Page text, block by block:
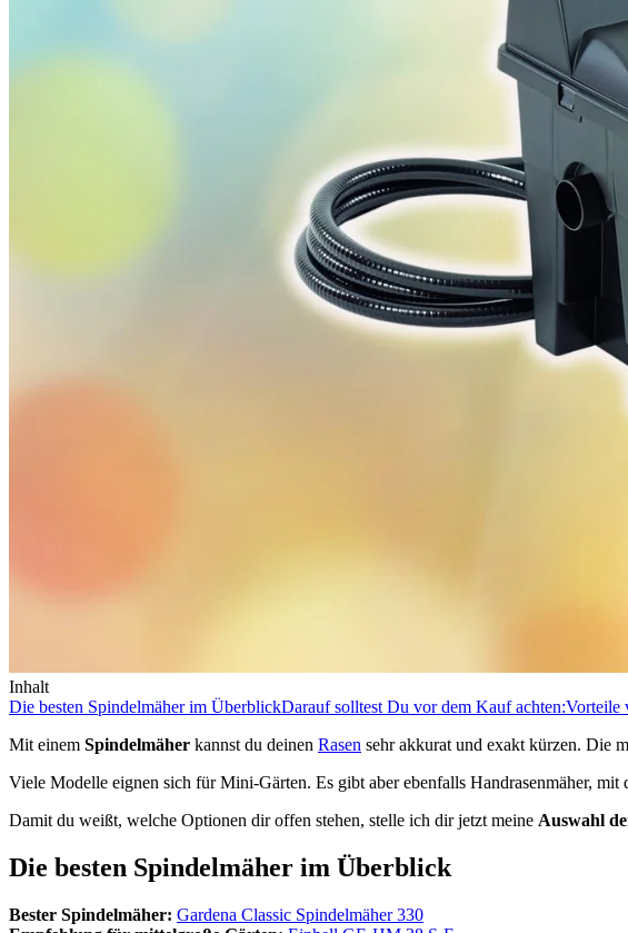
Inhalt
Die besten Spindelmäher im ÜberblickDarauf solltest Du vor dem Kauf achten:Vorteile
Mit einem Spindelmäher kannst du deinen Rasen sehr akkurat und exakt kürzen. Die
Viele Modelle eignen sich für Mini-Gärten. Es gibt aber ebenfalls Handrasenmäher, mit
Damit du weißt, welche Optionen dir offen stehen, stelle ich dir jetzt meine Auswahl
Die besten Spindelmäher im Überblick
Bester Spindelmäher: Gardena Classic Spindelmäher 330